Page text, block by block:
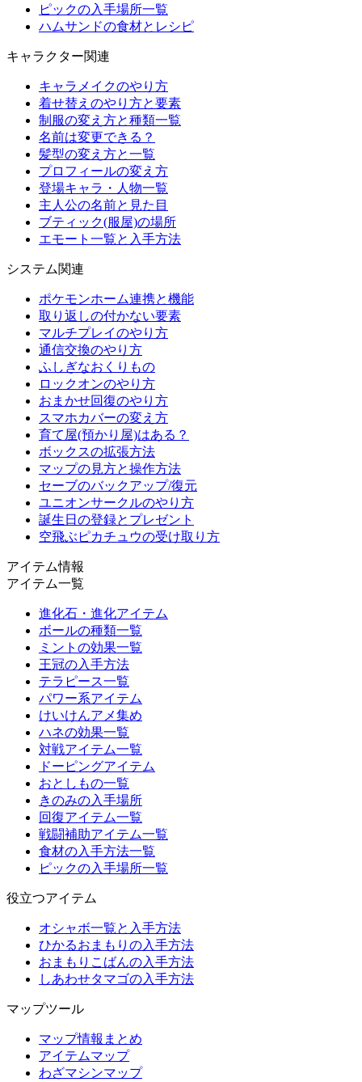
ピックの入手場所一覧
ハムサンドの食材とレシピ
キャラクター関連
キャラメイクのやり方
着せ替えのやり方と要素
制服の変え方と種類一覧
名前は変更できる？
髪型の変え方と一覧
プロフィールの変え方
登場キャラ・人物一覧
主人公の名前と見た目
ブティック(服屋)の場所
エモート一覧と入手方法
システム関連
ポケモンホーム連携と機能
取り返しの付かない要素
マルチプレイのやり方
通信交換のやり方
ふしぎなおくりもの
ロックオンのやり方
おまかせ回復のやり方
スマホカバーの変え方
育て屋(預かり屋)はある？
ボックスの拡張方法
マップの見方と操作方法
セーブのバックアップ/復元
ユニオンサークルのやり方
誕生日の登録とプレゼント
空飛ぶピカチュウの受け取り方
アイテム情報
アイテム一覧
進化石・進化アイテム
ボールの種類一覧
ミントの効果一覧
王冠の入手方法
テラピース一覧
パワー系アイテム
けいけんアメ集め
ハネの効果一覧
対戦アイテム一覧
ドーピングアイテム
おとしもの一覧
きのみの入手場所
回復アイテム一覧
戦闘補助アイテム一覧
食材の入手方法一覧
ピックの入手場所一覧
役立つアイテム
オシャボ一覧と入手方法
ひかるおまもりの入手方法
おまもりこばんの入手方法
しあわせタマゴの入手方法
マップツール
マップ情報まとめ
アイテムマップ
わざマシンマップ